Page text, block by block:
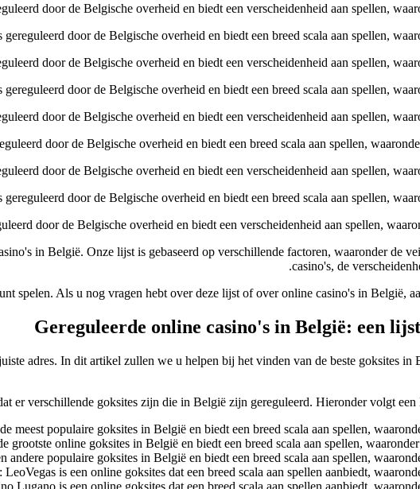
in België. Onze lijst is gebaseerd op verschillende factoren, waaronder de
casino's, de
spelen. Als u nog vragen hebt over deze lijst of over online casino's in België,
Gereguleerde online casino's in België: een
adres. In dit artikel zullen we u helpen bij het vinden van de beste goksites in
er verschillende goksites zijn die in België zijn gereguleerd. Hieronder volgt een
meest populaire goksites in België en biedt een breed scala aan spellen,
grootste online goksites in België en biedt een breed scala aan spellen,
andere populaire goksites in België en biedt een breed scala aan spellen,
LeoVegas is een online goksites dat een breed scala aan spellen aanbiedt,
Lugano is een online goksites dat een breed scala aan spellen aanbiedt,